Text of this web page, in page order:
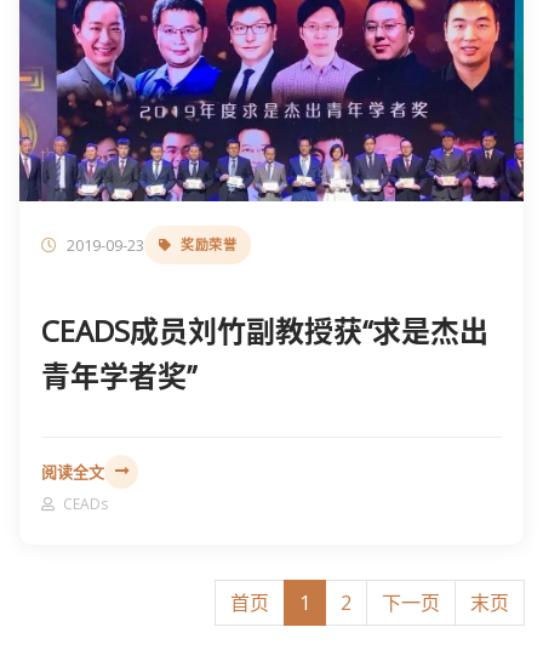
2019-09-23 奖励荣誉
CEADS成员刘竹副教授获“求是杰出
青年学者奖”
阅读全文
CEADs
首页 1 2 下一页 末页